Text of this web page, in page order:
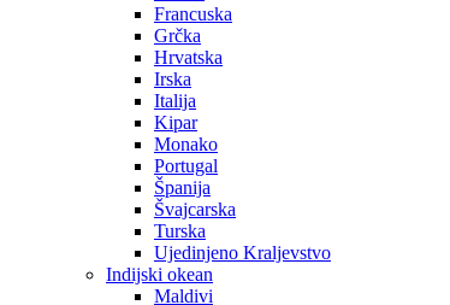
Francuska
Grčka
Hrvatska
Irska
Italija
Kipar
Monako
Portugal
Španija
Švajcarska
Turska
Ujedinjeno Kraljevstvo
Indijski okean
Maldivi